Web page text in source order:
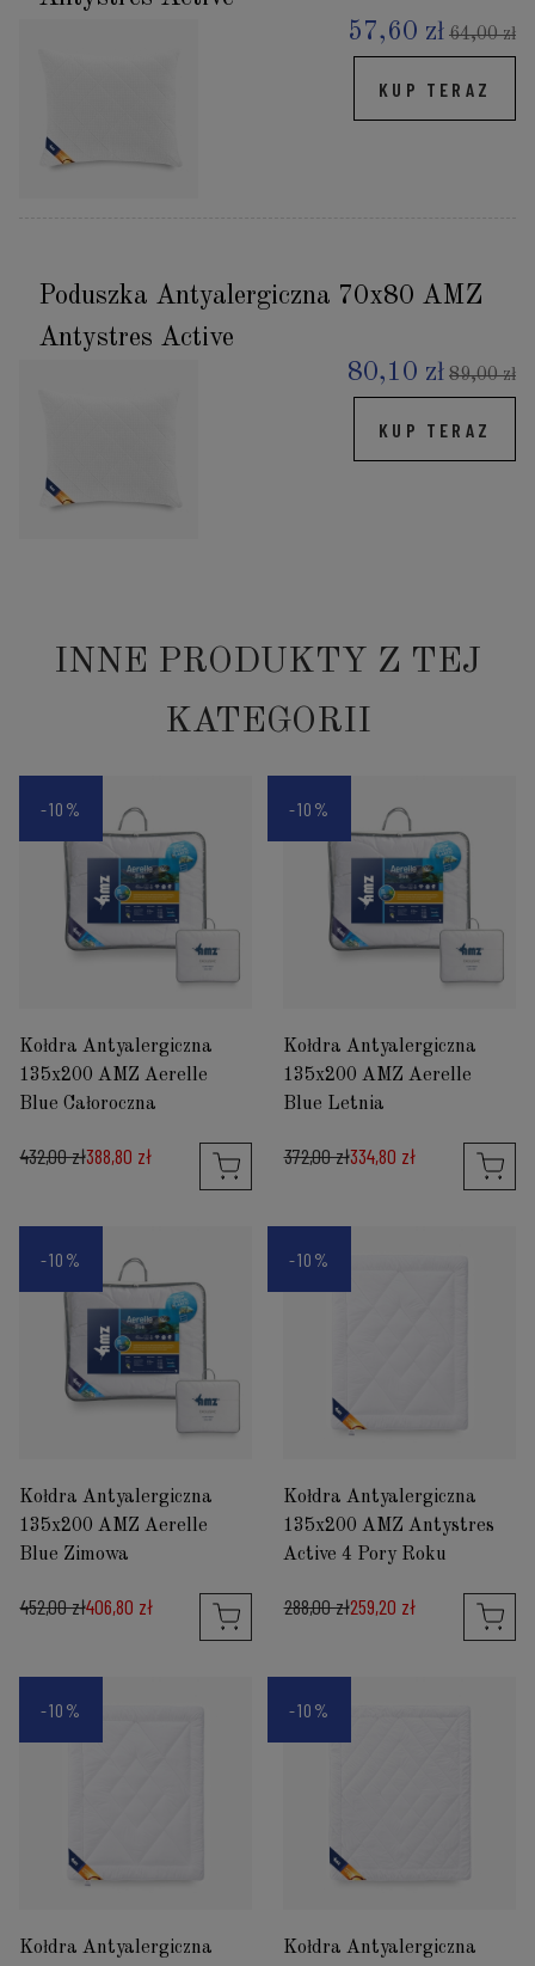
57,60 zł 64,00 zł
KUP TERAZ
Poduszka Antyalergiczna 70x80 AMZ
Antystres Active
80,10 zł 89,00 zł
KUP TERAZ
INNE PRODUKTY Z TEJ
KATEGORII
Kołdra Antyalergiczna
135x200 AMZ Aerelle
Blue Całoroczna
432,00 zł388,80 zł
-10%
Kołdra Antyalergiczna
135x200 AMZ Aerelle
Blue Letnia
372,00 zł334,80 zł
-10%
Kołdra Antyalergiczna
135x200 AMZ Aerelle
Blue Zimowa
452,00 zł406,80 zł
-10%
Kołdra Antyalergiczna
135x200 AMZ Antystres
Active 4 Pory Roku
288,00 zł259,20 zł
-10%
Kołdra Antyalergiczna
-10%
Kołdra Antyalergiczna
-10%